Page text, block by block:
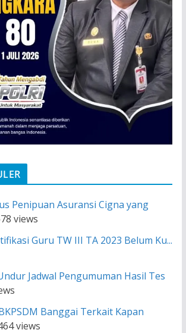
Penipuan Asuransi Cigna yang
views
Guru TW III TA 2023 Belum Ku...
Jadwal Pengumuman Hasil Tes
Banggai Terkait Kapan
views